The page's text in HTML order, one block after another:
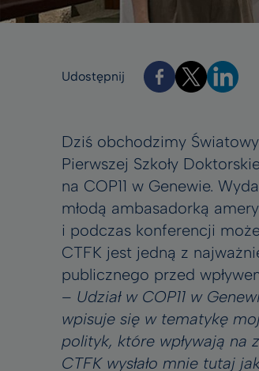
Udostępnij
Dziś obchodzimy
Pierwszej Szkoły
na COP11 w Genewie.
młodą ambasadorką
i podczas konferencji
CTFK jest jedną z
publicznego przed
– Udział w COP11 w
wpisuje się w tematykę
polityk, które wpływają na
CTFK wysłało mnie tutaj